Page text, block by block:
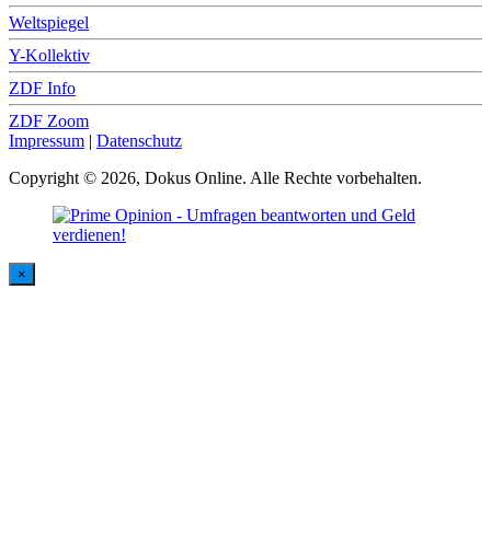
Weltspiegel
Y-Kollektiv
ZDF Info
ZDF Zoom
Impressum | Datenschutz
Copyright © 2026, Dokus Online. Alle Rechte vorbehalten.
×